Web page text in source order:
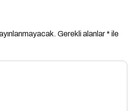
Gerekli alanlar* ile